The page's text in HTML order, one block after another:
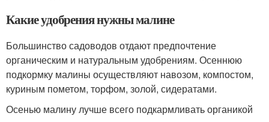
Какие удобрения нужны малине
Большинство садоводов отдают предпочтение
органическим и натуральным удобрениям. Осеннюю
подкормку малины осуществляют навозом, компостом,
куриным пометом, торфом, золой, сидератами.
Осенью малину лучше всего подкармливать органикой